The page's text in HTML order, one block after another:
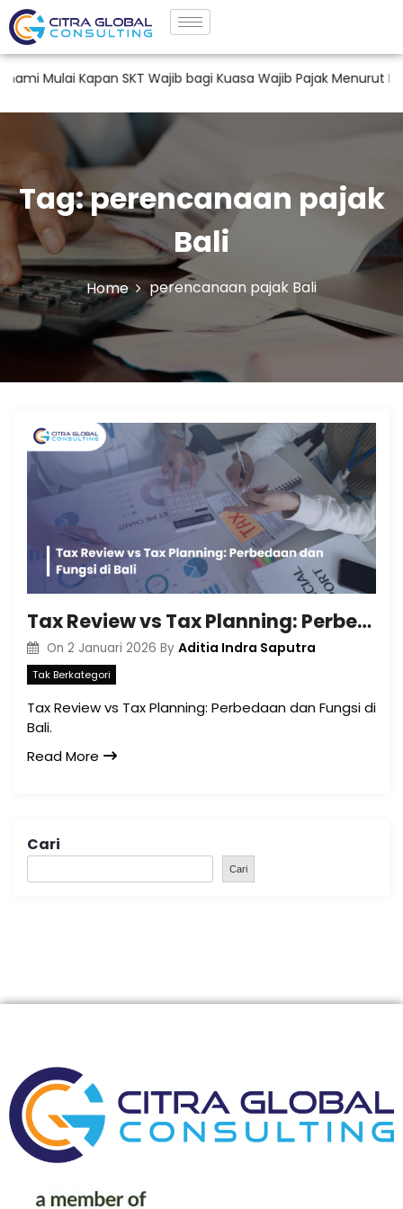
Mulai Kapan SKT Wajib bagi Kuasa Wajib Pajak Menurut PMK
Tag:perencanaan pajak
Bali
Home perencanaan pajak Bali
Tax Review vs Tax Planning: Perbedaan dan Fungsi di Bali
On 2 Januari 2026 By Aditia Indra Saputra
Tak Berkategori
Tax Review vs Tax Planning: Perbedaan dan Fungsi di
Bali.
Read More
Cari
Cari